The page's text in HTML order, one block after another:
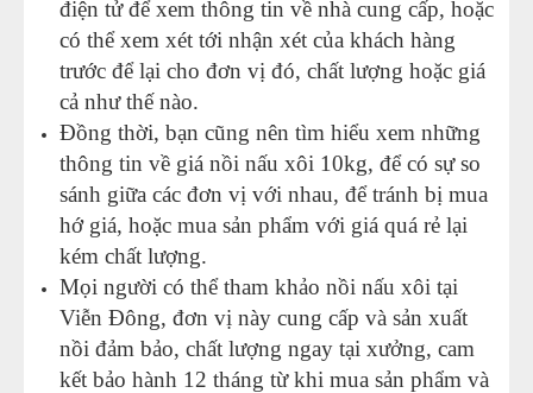
điện tử để xem thông tin về nhà cung cấp, hoặc
có thể xem xét tới nhận xét của khách hàng
trước để lại cho đơn vị đó, chất lượng hoặc giá
cả như thế nào.
Đồng thời, bạn cũng nên tìm hiểu xem những
thông tin về giá nồi nấu xôi 10kg, để có sự so
sánh giữa các đơn vị với nhau, để tránh bị mua
hớ giá, hoặc mua sản phẩm với giá quá rẻ lại
kém chất lượng.
Mọi người có thể tham khảo nồi nấu xôi tại
Viễn Đông, đơn vị này cung cấp và sản xuất
nồi đảm bảo, chất lượng ngay tại xưởng, cam
kết bảo hành 12 tháng từ khi mua sản phẩm và